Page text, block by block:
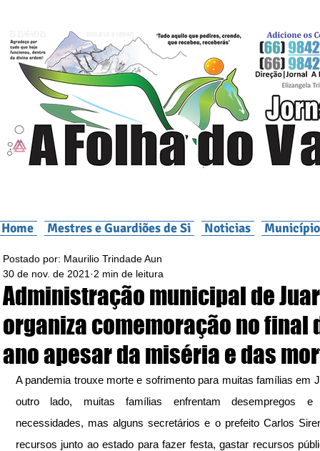
Home Mestres e Guardiões de Si Noticias
Administração municipal de
organiza comemoração no final
ano apesar da miséria e das
Postado por: Maurilio Trindade Aun
30 de nov. de 2021 2 min de leitura
A pandemia trouxe morte e sofrimento para muitas famílias em
outro lado, muitas famílias enfrentam desempregos e
necessidades, mas alguns secretários e o prefeito Carlos
recursos junto ao estado para fazer festa, gastar recursos